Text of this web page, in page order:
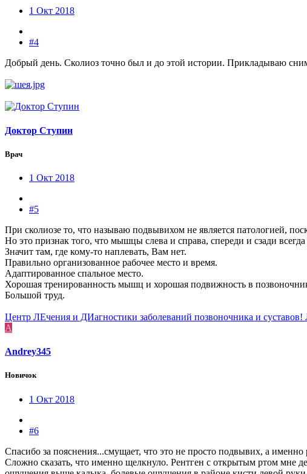
1 Окт 2018
#4
Добрый день. Сколиоз точно был и до этой истории. Прикладываю
Доктор Ступин
Врач
1 Окт 2018
#5
При сколиозе то, что называю подвывихом не является патологией,
Но это признак того, что мышцы слева и справа, спереди и сзади
Значит там, где кому-то наплевать, Вам нет.
Правильно организованное рабочее место и время.
Адаптированное спальное место.
Хорошая тренированность мышц и хорошая подвижность в
Большой труд.
Центр ЛЕчения и ДИагностики заболеваний позвоночника и
A
Andrey345
Новичок
1 Окт 2018
#6
Спасибо за пояснения...смущает, что это не просто подвывих, а
Сложно сказать, что именно щелкнуло. Рентген с открытым ртом мне